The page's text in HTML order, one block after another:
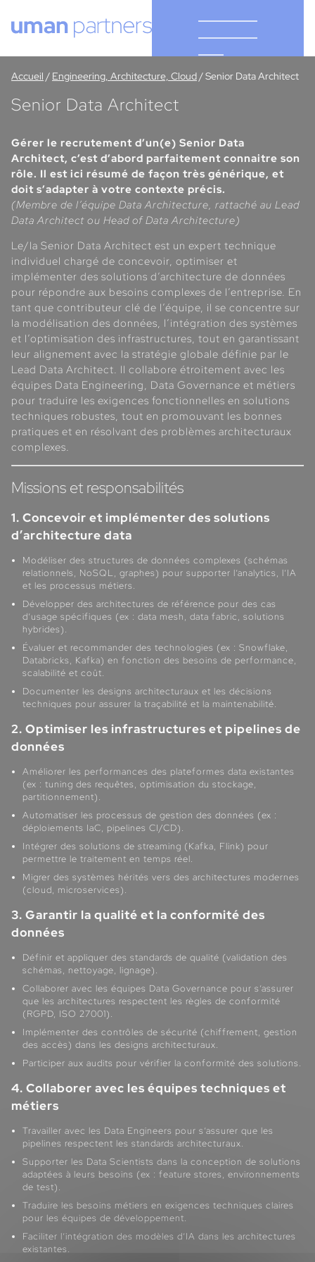
Accueil / Engineering, Architecture, Cloud/Senior Data Architect
Senior Data Architect
Gérer le recrutement d’un(e) Senior Data
Architect, c’est d’abord parfaitement connaitre son
rôle. Il est ici résumé de façon très générique, et
doit s’adapter à votre contexte précis.
(Membre de l’équipe Data Architecture, rattaché au Lead
Data Architect ou Head of Data Architecture)
Le/la Senior Data Architect est un expert technique
individuel chargé de concevoir, optimiser et
implémenter des solutions d’architecture de données
pour répondre aux besoins complexes de l’entreprise. En
tant que contributeur clé de l’équipe, il se concentre sur
la modélisation des données, l’intégration des systèmes
et l’optimisation des infrastructures, tout en garantissant
leur alignement avec la stratégie globale définie par le
Lead Data Architect. Il collabore étroitement avec les
équipes Data Engineering, Data Governance et métiers
pour traduire les exigences fonctionnelles en solutions
techniques robustes, tout en promouvant les bonnes
pratiques et en résolvant des problèmes architecturaux
complexes.
Missions et responsabilités
1. Concevoir et implémenter des solutions
d’architecture data
Modéliser des structures de données complexes (schémas
relationnels, NoSQL, graphes) pour supporter l’analytics, l’IA
et les processus métiers.
Développer des architectures de référence pour des cas
d’usage spécifiques (ex : data mesh, data fabric, solutions
hybrides).
Évaluer et recommander des technologies (ex : Snowflake,
Databricks, Kafka) en fonction des besoins de performance,
scalabilité et coût.
Documenter les designs architecturaux et les décisions
techniques pour assurer la traçabilité et la maintenabilité.
2. Optimiser les infrastructures et pipelines de
données
Améliorer les performances des plateformes data existantes
(ex : tuning des requêtes, optimisation du stockage,
partitionnement).
Automatiser les processus de gestion des données (ex :
déploiements IaC, pipelines CI/CD).
Intégrer des solutions de streaming (Kafka, Flink) pour
permettre le traitement en temps réel.
Migrer des systèmes hérités vers des architectures modernes
(cloud, microservices).
3. Garantir la qualité et la conformité des
données
Définir et appliquer des standards de qualité (validation des
schémas, nettoyage, lignage).
Collaborer avec les équipes Data Governance pour s’assurer
que les architectures respectent les règles de conformité
(RGPD, ISO 27001).
Implémenter des contrôles de sécurité (chiffrement, gestion
des accès) dans les designs architecturaux.
Participer aux audits pour vérifier la conformité des solutions.
4. Collaborer avec les équipes techniques et
métiers
Travailler avec les Data Engineers pour s’assurer que les
pipelines respectent les standards architecturaux.
Supporter les Data Scientists dans la conception de solutions
adaptées à leurs besoins (ex : feature stores, environnements
de test).
Traduire les besoins métiers en exigences techniques claires
pour les équipes de développement.
Faciliter l’intégration des modèles d’IA dans les architectures
existantes.